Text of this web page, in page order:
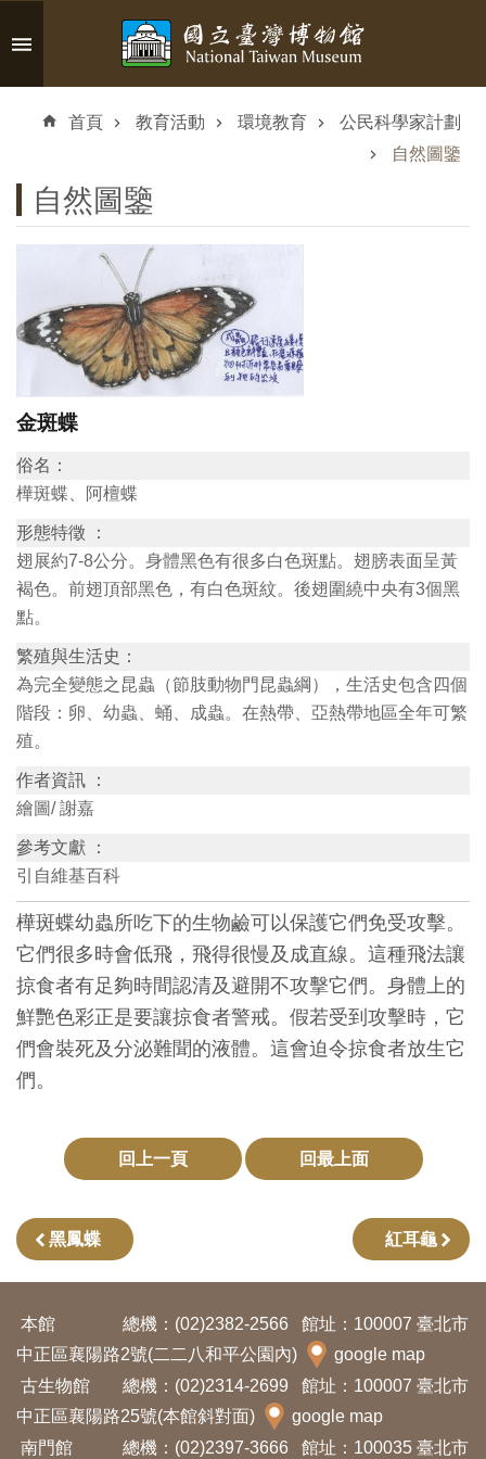
跳到主要內容區塊
搜
臺
參
觀
資
展
覽
資
訊
教
育
活
動
出
版
文
創
典
藏
便
民
服
務
政
府
公
首頁 教育活動 環境教育
公民科學家計劃
自然圖鑒
自然圖鑒
金斑蝶
俗名：
樺斑蝶、阿檀蝶
形態特徵 ：
翅展約7-8公分。身體黑色有很多白色斑點。翅膀表面呈黃
褐色。前翅頂部黑色，有白色斑紋。後翅圍繞中央有3個黑
點。
繁殖與生活史：
為完全變態之昆蟲（節肢動物門昆蟲綱），生活史包含四個
階段：卵、幼蟲、蛹、成蟲。在熱帶、亞熱帶地區全年可繁
殖。
作者資訊 ：
繪圖/ 謝嘉
參考文獻 ：
引自維基百科
樺斑蝶幼蟲所吃下的生物鹼可以保護它們免受攻擊。
它們很多時會低飛，飛得很慢及成直線。這種飛法讓
掠食者有足夠時間認清及避開不攻擊它們。身體上的
鮮艷色彩正是要讓掠食者警戒。假若受到攻擊時，它
們會裝死及分泌難聞的液體。這會迫令掠食者放生它
們。
回上一頁 回最上面
黑鳳蝶 紅耳龜
本館 總機：(02)2382-2566
館址：100007 臺北市
中正區襄陽路2號(二二八和平公園內)
google map
古生物館
總機：(02)2314-2699
館址：100007 臺北市
中正區襄陽路25號(本館斜對面)
google map
南門館
總機：(02)2397-3666 館址：100035 臺北市